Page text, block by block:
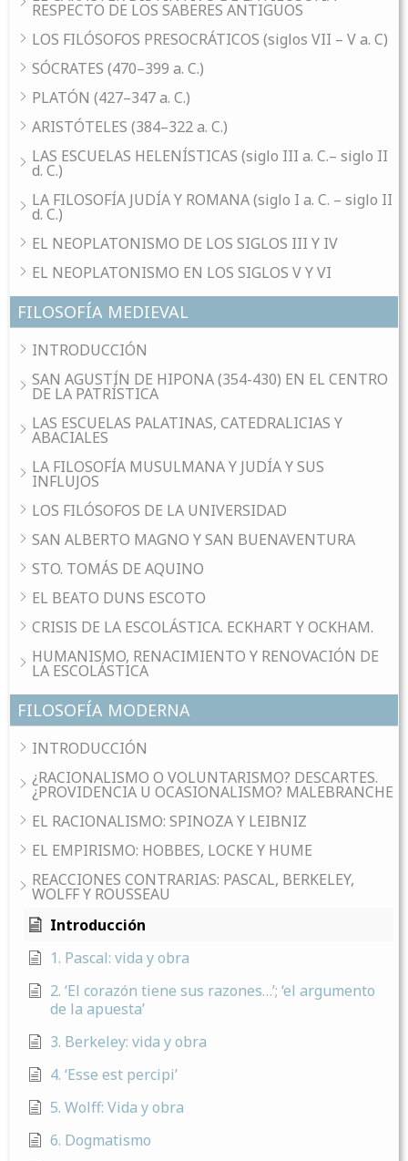
RESPECTO DE LOS SABERES ANTIGUOS
LOS FILÓSOFOS PRESOCRÁTICOS (siglos VII – V a. C)
SÓCRATES (470–399 a. C.)
PLATÓN (427–347 a. C.)
ARISTÓTELES (384–322 a. C.)
LAS ESCUELAS HELENÍSTICAS (siglo III a. C.– siglo II
d. C.)
LA FILOSOFÍA JUDÍA Y ROMANA (siglo I a. C. – siglo II
d. C.)
EL NEOPLATONISMO DE LOS SIGLOS III Y IV
EL NEOPLATONISMO EN LOS SIGLOS V Y VI
FILOSOFÍA MEDIEVAL
INTRODUCCIÓN
SAN AGUSTÍN DE HIPONA (354-430) EN EL CENTRO
DE LA PATRÍSTICA
LAS ESCUELAS PALATINAS, CATEDRALICIAS Y
ABACIALES
LA FILOSOFÍA MUSULMANA Y JUDÍA Y SUS
INFLUJOS
LOS FILÓSOFOS DE LA UNIVERSIDAD
SAN ALBERTO MAGNO Y SAN BUENAVENTURA
STO. TOMÁS DE AQUINO
EL BEATO DUNS ESCOTO
CRISIS DE LA ESCOLÁSTICA. ECKHART Y OCKHAM.
HUMANISMO, RENACIMIENTO Y RENOVACIÓN DE
LA ESCOLÁSTICA
FILOSOFÍA MODERNA
INTRODUCCIÓN
¿RACIONALISMO O VOLUNTARISMO? DESCARTES.
¿PROVIDENCIA U OCASIONALISMO? MALEBRANCHE
EL RACIONALISMO: SPINOZA Y LEIBNIZ
EL EMPIRISMO: HOBBES, LOCKE Y HUME
REACCIONES CONTRARIAS: PASCAL, BERKELEY,
WOLFF Y ROUSSEAU
Introducción
1. Pascal: vida y obra
2. ‘El corazón tiene sus razones…’; ‘el argumento
de la apuesta’
3. Berkeley: vida y obra
4. ‘Esse est percipi’
5. Wolff: Vida y obra
6. Dogmatismo